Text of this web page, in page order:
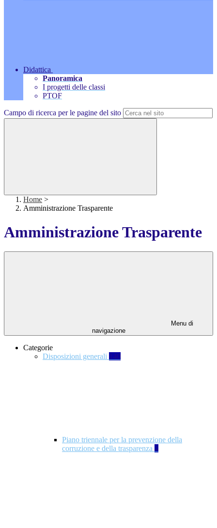
Didattica
Panoramica
I progetti delle classi
PTOF
Campo di ricerca per le pagine del sito
Home >
Amministrazione Trasparente
Amministrazione Trasparente
Menu di
navigazione
Categorie
Disposizioni generali 140
Piano triennale per la prevenzione della
corruzione e della trasparenza 4